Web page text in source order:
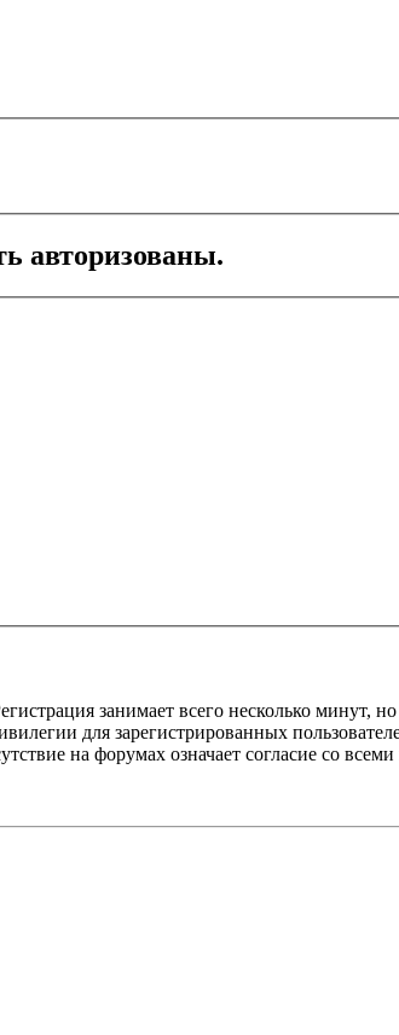
авторизованы.
занимает всего несколько минут,
для зарегистрированных
на форумах означает согласие со